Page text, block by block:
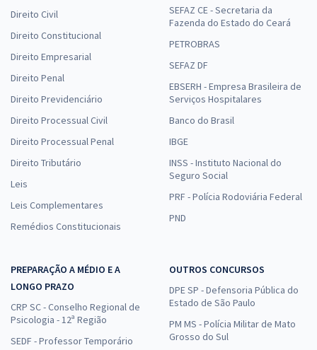
Direito Civil
Direito Constitucional
Direito Empresarial
Direito Penal
Direito Previdenciário
Direito Processual Civil
Direito Processual Penal
Direito Tributário
Leis
Leis Complementares
Remédios Constitucionais
SEFAZ CE - Secretaria da
Fazenda do Estado do Ceará
PETROBRAS
SEFAZ DF
EBSERH - Empresa Brasileira de
Serviços Hospitalares
Banco do Brasil
IBGE
INSS - Instituto Nacional do
Seguro Social
PRF - Polícia Rodoviária Federal
PND
PREPARAÇÃO A MÉDIO E A
LONGO PRAZO
CRP SC - Conselho Regional de
Psicologia - 12ª Região
SEDF - Professor Temporário
OUTROS CONCURSOS
DPE SP - Defensoria Pública do
Estado de São Paulo
PM MS - Polícia Militar de Mato
Grosso do Sul